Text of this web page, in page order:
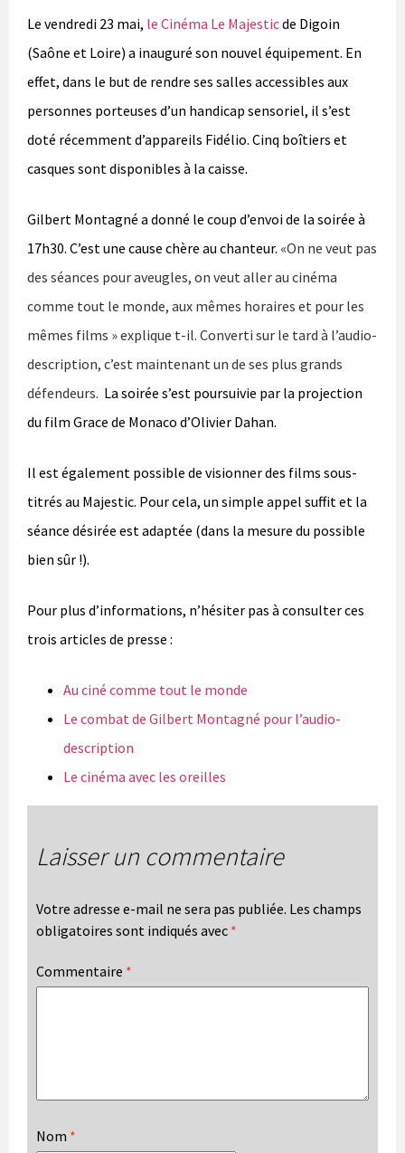
Le vendredi 23 mai, le Cinéma Le Majesticde Digoin
(Saône et Loire) a inauguré son nouvel équipement. En
effet, dans le but de rendre ses salles accessibles aux
personnes porteuses d’un handicap sensoriel, il s’est
doté récemment d’appareils Fidélio. Cinq boîtiers et
casques sont disponibles à la caisse.
Gilbert Montagné a donné le coup d’envoi de la soirée à
17h30. C’est une cause chère au chanteur. «On ne veut pas
des séances pour aveugles, on veut aller au cinéma
comme tout le monde, aux mêmes horaires et pour les
mêmes films » explique t-il. Converti sur le tard à l’audio-
description, c’est maintenant un de ses plus grands
défendeurs. La soirée s’est poursuivie par la projection
du film Grace de Monaco d’Olivier Dahan.
Il est également possible de visionner des films sous-
titrés au Majestic. Pour cela, un simple appel suffit et la
séance désirée est adaptée (dans la mesure du possible
bien sûr !).
Pour plus d’informations, n’hésiter pas à consulter ces
trois articles de presse :
Au ciné comme tout le monde
Le combat de Gilbert Montagné pour l’audio-
description
Le cinéma avec les oreilles
Laisser un commentaire
Votre adresse e-mail ne sera pas publiée. Les champs
obligatoires sont indiqués avec *
Commentaire *
Nom *